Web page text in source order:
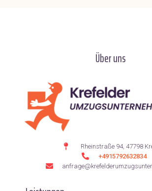
Über uns
Rheinstraße 94, 47798
+4915792632834